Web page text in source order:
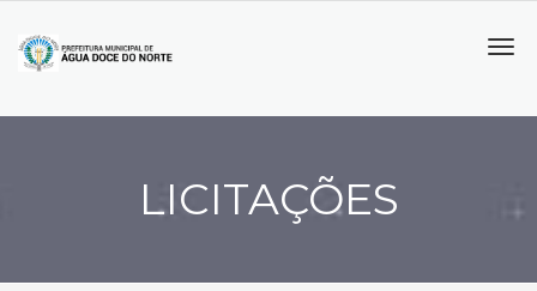
LICITAÇÕES